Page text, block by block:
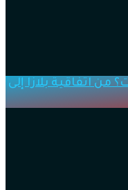
من اتفاقية بلازا إلى